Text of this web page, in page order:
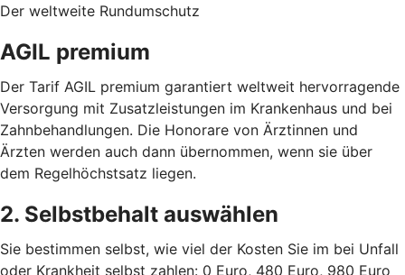
Der weltweite Rundumschutz
AGIL premium
Der Tarif AGIL premium garantiert weltweit hervorragende
Versorgung mit Zusatzleistungen im Krankenhaus und bei
Zahnbehandlungen. Die Honorare von Ärztinnen und
Ärzten werden auch dann übernommen, wenn sie über
dem Regelhöchstsatz liegen.
2. Selbstbehalt auswählen
Sie bestimmen selbst, wie viel der Kosten Sie im bei Unfall
oder Krankheit selbst zahlen: 0 Euro, 480 Euro, 980 Euro